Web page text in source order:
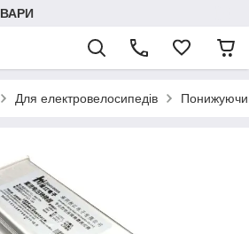
Для електровелосипедів